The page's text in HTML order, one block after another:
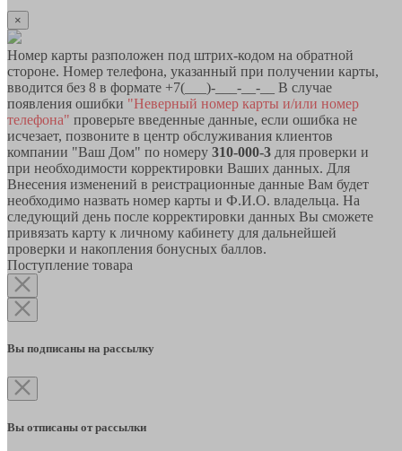
×
Номер карты разположен под штрих-кодом на обратной
стороне. Номер телефона, указанный при получении карты,
вводится без 8 в формате +7(___)-___-__-__ В случае
появления ошибки "Неверный номер карты и/или номер
телефона" проверьте введенные данные, если ошибка не
исчезает, позвоните в центр обслуживания клиентов
компании "Ваш Дом" по номеру 310-000-3 для проверки и
при необходимости корректировки Ваших данных. Для
Внесения изменений в реистрационные данные Вам будет
необходимо назвать номер карты и Ф.И.О. владельца. На
следующий день после корректировки данных Вы сможете
привязать карту к личному кабинету для дальнейшей
проверки и накопления бонусных баллов.
Поступление товара
Вы подписаны на рассылку
Вы отписаны от рассылки